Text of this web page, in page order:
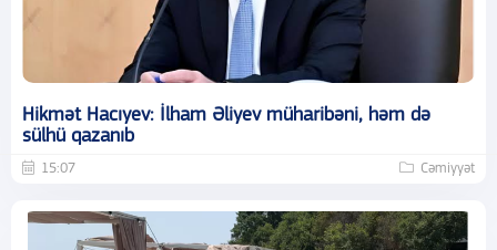
Hikmət Hacıyev: İlham Əliyev müharibəni, həm də
sülhü qazanıb
15:07 Cəmiyyət